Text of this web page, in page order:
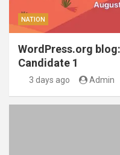
NATION
WordPress.org
Candidate 1
3 days ago Admin